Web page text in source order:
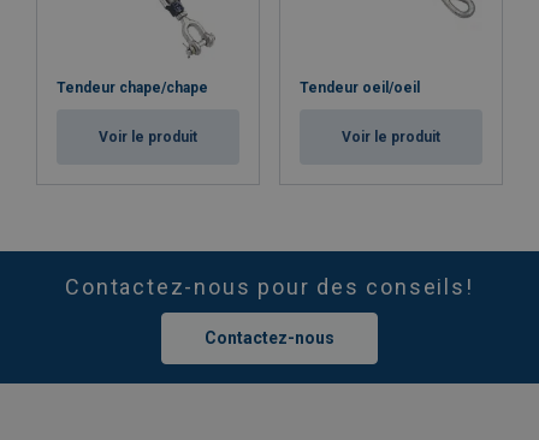
Tendeur chape/chape
Voir le produit
Tendeur oeil/oeil
Voir le produit
Contactez-nous pour des conseils!
Contactez-nous